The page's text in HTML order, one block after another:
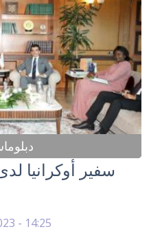
سفير أوكرانيا
- 14:25